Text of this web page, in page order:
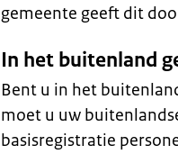
gemeente geeft dit
In het buitenland
Bent u in het
moet u uw
basisregistratie